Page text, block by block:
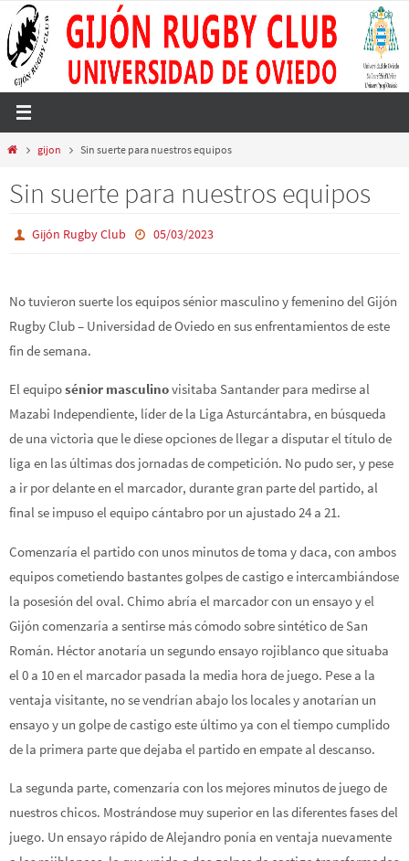
al
contenido
Iniciogijon Sin suerte para nuestros equipos
Sin suerte para nuestros equipos
Gijón Rugby Club 05/03/2023
No tuvieron suerte los equipos sénior masculino y femenino del Gijón
Rugby Club – Universidad de Oviedo en sus enfrentamientos de este
fin de semana.
El equiposénior masculinovisitaba Santander para medirse al
Mazabi Independiente, líder de la Liga Asturcántabra, en búsqueda
de una victoria que le diese opciones de llegar a disputar el título de
liga en las últimas dos jornadas de competición. No pudo ser, y pese
a ir por delante en el marcador, durante gran parte del partido, al
final se impuso el equipo cántabro por un ajustado 24 a 21.
Comenzaría el partido con unos minutos de toma y daca, con ambos
equipos cometiendo bastantes golpes de castigo e intercambiándose
la posesión del oval. Chimo abría el marcador con un ensayo y el
Gijón comenzaría a sentirse más cómodo sobre sintético de San
Román. Héctor anotaría un segundo ensayo rojiblanco que situaba
el 0 a 10 en el marcador pasada la media hora de juego. Pese a la
ventaja visitante, no se vendrían abajo los locales y anotarían un
ensayo y un golpe de castigo este último ya con el tiempo cumplido
de la primera parte que dejaba el partido en empate al descanso.
La segunda parte, comenzaría con los mejores minutos de juego de
nuestros chicos. Mostrándose muy superior en las diferentes fases del
juego. Un ensayo rápido de Alejandro ponía en ventaja nuevamente